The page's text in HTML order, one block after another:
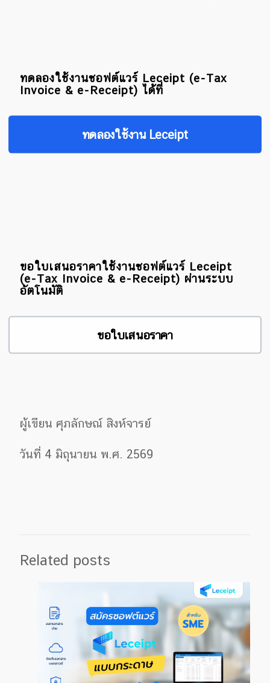
ทดลองใช้งานซอฟต์แวร์ Leceipt (e-Tax
Invoice & e-Receipt) ได้ที่
ทดลองใช้งาน Leceipt
ขอใบเสนอราคาใช้งานซอฟต์แวร์ Leceipt
(e-Tax Invoice & e-Receipt) ผ่านระบบ
อัตโนมัติ
ขอใบเสนอราคา
ผู้เขียน ศุภลักษณ์ สิงห์จารย์
วันที่ 4 มิถุนายน พ.ศ. 2569
Related posts